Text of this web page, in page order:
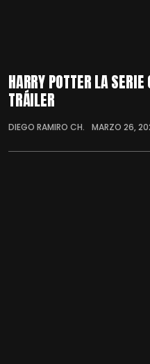
HARRY POTTER LA
TRÁILER
DIEGO RAMIRO CH. MARZO 26,